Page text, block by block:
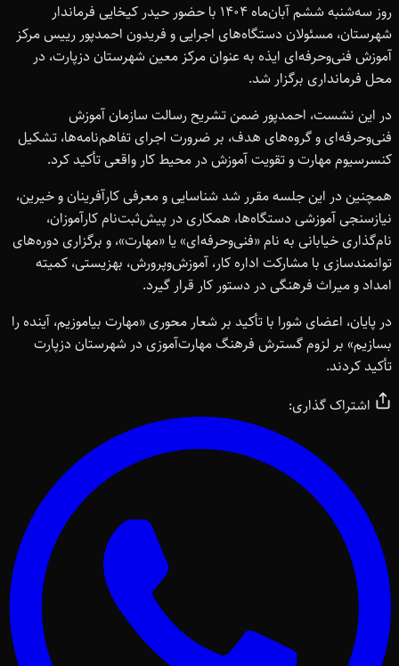
روز سه‌شنبه ششم آبان‌ماه ۱۴۰۴ با حضور حیدر کیخایی فرماندار
شهرستان، مسئولان دستگاه‌های اجرایی و فریدون احمدپور رییس مرکز
آموزش فنی‌وحرفه‌ای ایذه به عنوان مرکز معین شهرستان دزپارت، در
محل فرمانداری برگزار شد.
در این نشست، احمدپور ضمن تشریح رسالت سازمان آموزش
فنی‌وحرفه‌ای و گروه‌های هدف، بر ضرورت اجرای تفاهم‌نامه‌ها، تشکیل
کنسرسیوم مهارت و تقویت آموزش در محیط کار واقعی تأکید کرد.
همچنین در این جلسه مقرر شد شناسایی و معرفی کارآفرینان و خیرین،
نیازسنجی آموزشی دستگاه‌ها، همکاری در پیش‌ثبت‌نام کارآموزان،
نام‌گذاری خیابانی به نام «فنی‌وحرفه‌ای» یا «مهارت»، و برگزاری دوره‌های
توانمندسازی با مشارکت اداره کار، آموزش‌وپرورش، بهزیستی، کمیته
امداد و میراث فرهنگی در دستور کار قرار گیرد.
در پایان، اعضای شورا با تأکید بر شعار محوری «مهارت بیاموزیم، آینده را
بسازیم» بر لزوم گسترش فرهنگ مهارت‌آموزی در شهرستان دزپارت
تأکید کردند.
اشتراک گذاری: